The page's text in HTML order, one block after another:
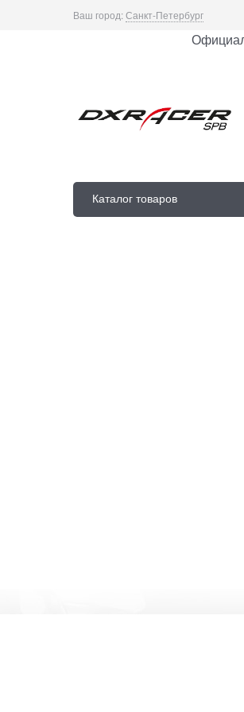
Ваш город:Санкт-Петербург
Каталог товаров